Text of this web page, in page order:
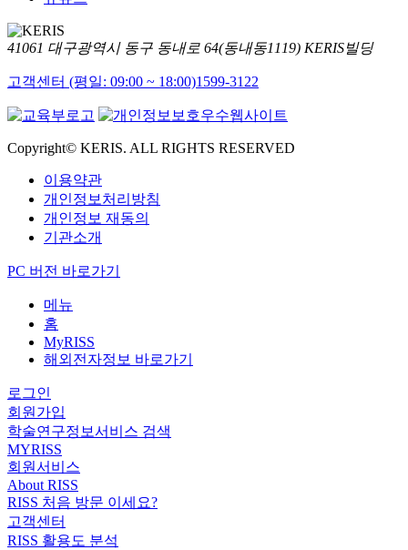
41061 대구광역시 동구 동내로 64(동내동1119) KERIS빌딩
고객센터 (평일: 09:00 ~ 18:00)1599-3122
Copyright© KERIS. ALL RIGHTS RESERVED
이용약관
개인정보처리방침
개인정보 재동의
기관소개
PC 버전 바로가기
메뉴
홈
MyRISS
해외전자정보 바로가기
로그인
회원가입
학술연구정보서비스 검색
MYRISS
회원서비스
About RISS
RISS 처음 방문 이세요?
고객센터
RISS 활용도 분석